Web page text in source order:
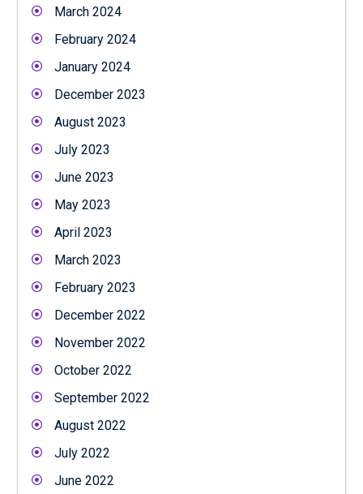
March 2024
February 2024
January 2024
December 2023
August 2023
July 2023
June 2023
May 2023
April 2023
March 2023
February 2023
December 2022
November 2022
October 2022
September 2022
August 2022
July 2022
June 2022